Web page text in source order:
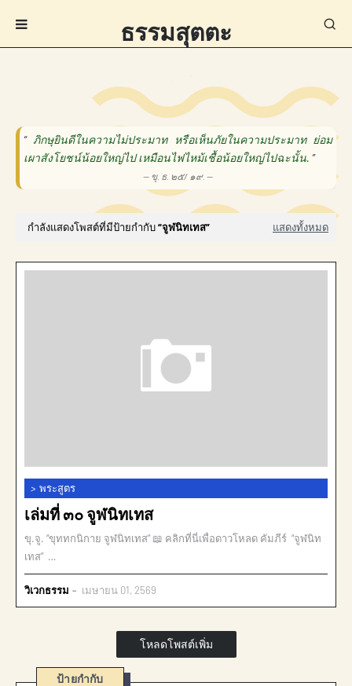
ธรรมสุตตะ
“ ภิกษุยินดีในความไม่ประมาท หรือเห็นภัยในความประมาท ย่อม
เผาสังโยชน์น้อยใหญ่ไป เหมือนไฟไหม้เชื้อน้อยใหญ่ไปฉะนั้น. ”
— ขุ. ธ. ๒๕/ ๑๙. —
กำลังแสดงโพสต์ที่มีป้ายกำกับ จูฬนิทเทส แสดงทั้งหมด
> พระสูตร
เล่มที่ ๓๐ จูฬนิทเทส
ขุ.จู. “ขุททกนิกาย จูฬนิทเทส” 📖 คลิกที่นี่เพื่อดาวโหลด คัมภีร์ “จูฬนิท
เทส” …
วิเวกธรรม เมษายน 01, 2569
โหลดโพสต์เพิ่ม
ป้ายกำกับ